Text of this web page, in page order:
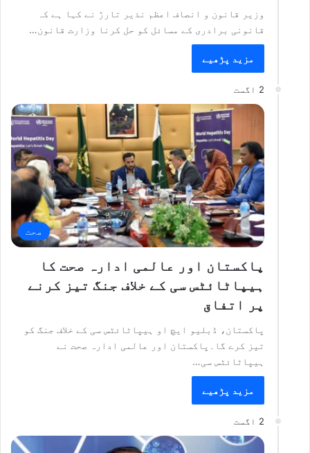
وزیر قانون و انصاف اعظم نذیر تارڑ نے کہا ہے کہ
قانونی برادری کے مسائل کو حل کرنا وزارت قانون…
مزید پڑھیے
2 اگست
صحت
پاکستان اور عالمی ادارہ صحت کا
ہیپاٹائٹس سی کے خلاف جنگ تیز کرنے
پر اتفاق
پاکستان، ڈبلیو ایچ او ہیپاٹائٹس سی کے خلاف جنگ کو
تیز کرے گا۔پاکستان اور عالمی ادارہ صحت نے
ہیپاٹائٹس سی…
مزید پڑھیے
2 اگست